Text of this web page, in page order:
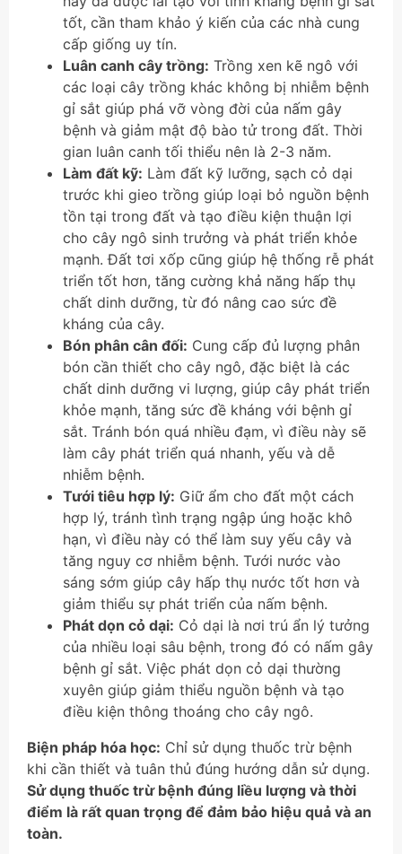
tốt, cần tham khảo ý kiến của các nhà cung
cấp giống uy tín.
Luân canh cây trồng: Trồng xen kẽ ngô với
các loại cây trồng khác không bị nhiễm bệnh
gỉ sắt giúp phá vỡ vòng đời của nấm gây
bệnh và giảm mật độ bào tử trong đất. Thời
gian luân canh tối thiểu nên là 2-3 năm.
Làm đất kỹ: Làm đất kỹ lưỡng, sạch cỏ dại
trước khi gieo trồng giúp loại bỏ nguồn bệnh
tồn tại trong đất và tạo điều kiện thuận lợi
cho cây ngô sinh trưởng và phát triển khỏe
mạnh. Đất tơi xốp cũng giúp hệ thống rễ phát
triển tốt hơn, tăng cường khả năng hấp thụ
chất dinh dưỡng, từ đó nâng cao sức đề
kháng của cây.
Bón phân cân đối: Cung cấp đủ lượng phân
bón cần thiết cho cây ngô, đặc biệt là các
chất dinh dưỡng vi lượng, giúp cây phát triển
khỏe mạnh, tăng sức đề kháng với bệnh gỉ
sắt. Tránh bón quá nhiều đạm, vì điều này sẽ
làm cây phát triển quá nhanh, yếu và dễ
nhiễm bệnh.
Tưới tiêu hợp lý: Giữ ẩm cho đất một cách
hợp lý, tránh tình trạng ngập úng hoặc khô
hạn, vì điều này có thể làm suy yếu cây và
tăng nguy cơ nhiễm bệnh. Tưới nước vào
sáng sớm giúp cây hấp thụ nước tốt hơn và
giảm thiểu sự phát triển của nấm bệnh.
Phát dọn cỏ dại: Cỏ dại là nơi trú ẩn lý tưởng
của nhiều loại sâu bệnh, trong đó có nấm gây
bệnh gỉ sắt. Việc phát dọn cỏ dại thường
xuyên giúp giảm thiểu nguồn bệnh và tạo
điều kiện thông thoáng cho cây ngô.
Biện pháp hóa học: Chỉ sử dụng thuốc trừ bệnh
khi cần thiết và tuân thủ đúng hướng dẫn sử dụng.
Sử dụng thuốc trừ bệnh đúng liều lượng và thời
điểm là rất quan trọng để đảm bảo hiệu quả và an
toàn.